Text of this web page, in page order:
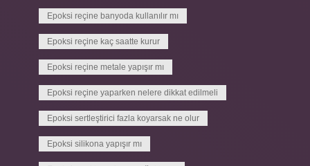
Epoksi reçine banyoda kullanılır mı
Epoksi reçine kaç saatte kurur
Epoksi reçine metale yapışır mı
Epoksi reçine yaparken nelere dikkat edilmeli
Epoksi sertleştirici fazla koyarsak ne olur
Epoksi silikona yapışır mı